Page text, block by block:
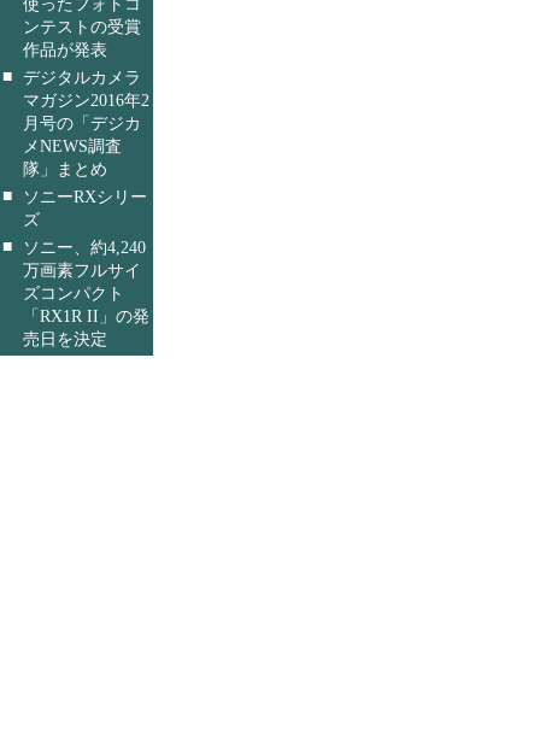
ンテストの受賞
作品が発表
■ デジタルカメラ
マガジン2016年2
月号の「デジカ
メNEWS調査
隊」まとめ
■
ソニーRXシリー
ズ
■
ソニー、約4,240
万画素フルサイ
ズコンパクト
「RX1R II」の発
売日を決定